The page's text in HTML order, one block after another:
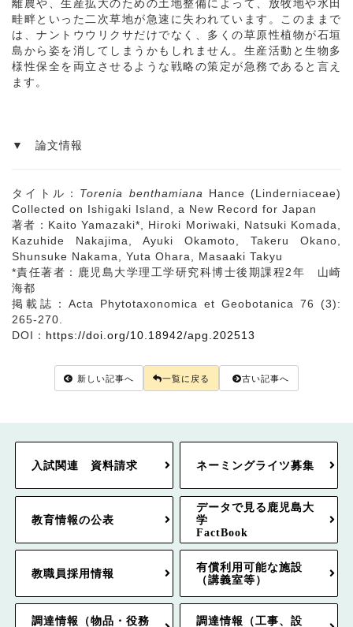
離農や、生産拡大のための土地整備によって、放牧地や水田
畦畔といった二次草地が急速に失われています。このままで
は、ナントウウリクサだけでなく、多くの草原性植物が石垣
島から姿を消してしまうかもしれません。生産活動と生物多
様性保全を両立させるような戦略の策定が急務であると言え
ます。
▼ 論文情報
タイトル： Torenia benthamiana Hance (Linderniaceae)
Collected on Ishigaki Island, a New Record for Japan
著者：Kaito Yamazaki*, Hiroki Moriwaki, Natsuki Komada,
Kazuhide Nakajima, Ayuki Okamoto, Takeru Okano,
Shunsuke Nakama, Yuta Ohara, Masaaki Takyu
*責任著者：鹿児島大学理工学研究科博士後期課程2年 山崎
海都
掲載誌：Acta Phytotaxonomica et Geobotanica 76 (3):
265-270.
DOI： https://doi.org/10.18942/apg.202513
新しい記事へ 一覧に戻る 古い記事へ
入試関連 資料請求 ネーミングライツ募集
教育情報の公表
データで見る鹿児島大
学
FactBook
教職員採用情報
有償利用可能な施設
（講義室等）
調達情報（物品・役務
調達情報（工事、設